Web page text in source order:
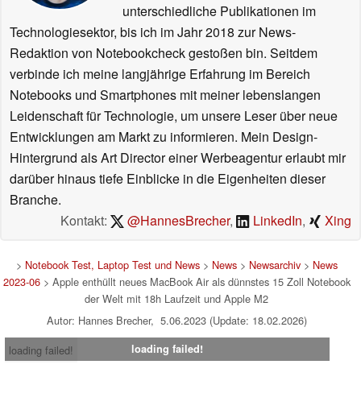
unterschiedliche Publikationen im
Technologiesektor, bis ich im Jahr 2018 zur News-
Redaktion von Notebookcheck gestoßen bin. Seitdem
verbinde ich meine langjährige Erfahrung im Bereich
Notebooks und Smartphones mit meiner lebenslangen
Leidenschaft für Technologie, um unsere Leser über neue
Entwicklungen am Markt zu informieren. Mein Design-
Hintergrund als Art Director einer Werbeagentur erlaubt mir
darüber hinaus tiefe Einblicke in die Eigenheiten dieser
Branche.
Kontakt:
@HannesBrecher, LinkedIn, Xing
> Notebook Test, Laptop Test und News> News> Newsarchiv> News
2023-06> Apple enthüllt neues MacBook Air als dünnstes 15 Zoll Notebook
der Welt mit 18h Laufzeit und Apple M2
Autor: Hannes Brecher, 5.06.2023 (Update: 18.02.2026)
loading failed!
loading failed!